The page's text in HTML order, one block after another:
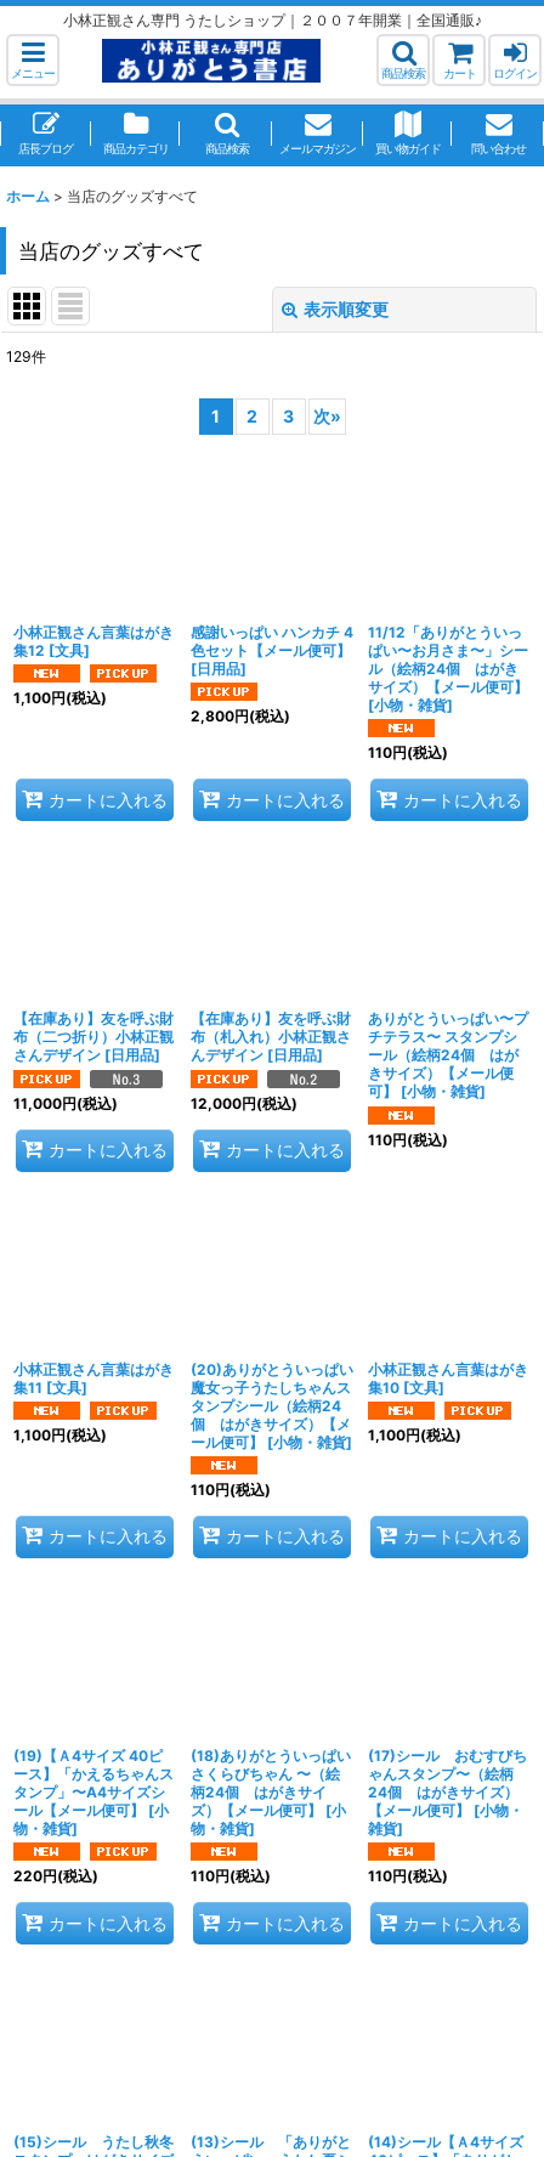
小林正観さん専門 うたしショップ｜２００７年開業｜全国通販♪
メニュー 商品検索 カート ログイン
店長ブログ 商品カテゴリ 商品検索 メールマガジン 買い物ガイド 問い合わせ
ホーム > 当店のグッズすべて
当店のグッズすべて
表示順変更
129件
1 2 3 次»
小林正観さん言葉はがき
集12 [文具]
1,100円(税込)
カートに入れる
感謝いっぱい ハンカチ 4
色セット【メール便可】
[日用品]
2,800円(税込)
カートに入れる
11/12「ありがとういっ
ぱい〜お月さま〜」シー
ル（絵柄24個 はがき
サイズ）【メール便可】
[小物・雑貨]
110円(税込)
カートに入れる
【在庫あり】友を呼ぶ財
布（二つ折り）小林正観
さんデザイン [日用品]
11,000円(税込)
カートに入れる
【在庫あり】友を呼ぶ財
布（札入れ）小林正観さ
んデザイン [日用品]
12,000円(税込)
カートに入れる
ありがとういっぱい〜プ
チテラス〜 スタンプシ
ール（絵柄24個 はが
きサイズ）【メール便
可】
[小物・雑貨]
110円(税込)
小林正観さん言葉はがき
集11 [文具]
1,100円(税込)
カートに入れる
(20)ありがとういっぱい
魔女っ子うたしちゃんス
タンプシール（絵柄24
個 はがきサイズ）【メ
ール便可】
[小物・雑貨]
110円(税込)
カートに入れる
小林正観さん言葉はがき
集10 [文具]
1,100円(税込)
カートに入れる
(19)【Ａ4サイズ 40ピ
ース】「かえるちゃんス
タンプ」〜A4サイズシ
ール【メール便可】
[小
物・雑貨]
220円(税込)
カートに入れる
(18)ありがとういっぱい
さくらびちゃん 〜（絵
柄24個 はがきサイ
ズ）【メール便可】
[小
物・雑貨]
110円(税込)
カートに入れる
(17)シール おむすびち
ゃんスタンプ〜（絵柄
24個 はがきサイズ）
【メール便可】
[小物・
雑貨]
110円(税込)
カートに入れる
(15)シール うたし秋冬
(13)シール 「ありがと
(14)シール【Ａ4サイズ